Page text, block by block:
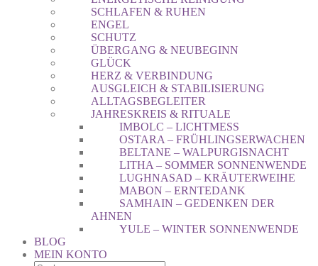
SCHLAFEN & RUHEN
ENGEL
SCHUTZ
ÜBERGANG & NEUBEGINN
GLÜCK
HERZ & VERBINDUNG
AUSGLEICH & STABILISIERUNG
ALLTAGSBEGLEITER
JAHRESKREIS & RITUALE
IMBOLC – LICHTMESS
OSTARA – FRÜHLINGSERWACHEN
BELTANE – WALPURGISNACHT
LITHA – SOMMER SONNENWENDE
LUGHNASAD – KRÄUTERWEIHE
MABON – ERNTEDANK
SAMHAIN – GEDENKEN DER
AHNEN
YULE – WINTER SONNENWENDE
BLOG
MEIN KONTO